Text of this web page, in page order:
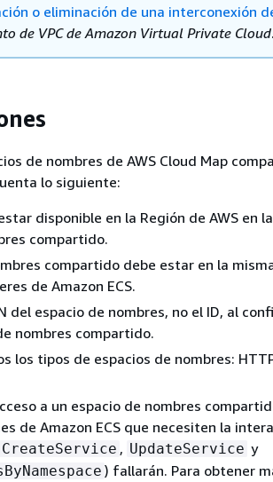
o eliminación de una interconexión
de VPC de Amazon Virtual Private Cloud.
de nombres de AWS Cloud Map
lo siguiente:
disponible en la Región de AWS en
compartido.
compartido debe estar en la
de Amazon ECS.
del espacio de nombres, no el ID, al
nombres compartido.
los tipos de espacios de nombres:
a un espacio de nombres
de Amazon ECS que necesiten la
CreateService , UpdateService y
) fallarán. Para obtener